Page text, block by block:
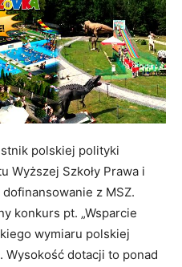
polskiej polityki
Wyższej Szkoły Prawa i
z MSZ.
konkurs pt. „Wsparcie
wymiaru polskiej
Wysokość dotacji to ponad